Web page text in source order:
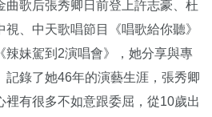
曲歌后張秀卿日前登上許志豪、杜
、中天歌唱節目《唱歌給你聽》
辣妹駕到2演唱會》，她分享與專
記錄了她46年的演藝生涯，張秀卿
裡有很多不如意跟委屈，從10歲出